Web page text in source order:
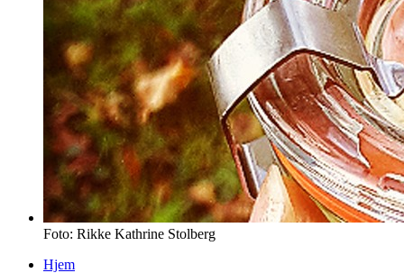
Foto: Rikke Kathrine Stolberg
Hjem